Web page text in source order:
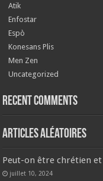
Atik
Enfostar
Espò
Konesans Plis
Men Zen
Uncategorized
Recent Comments
Articles aléatoires
Peut-on être chrétien
juillet 10, 2024